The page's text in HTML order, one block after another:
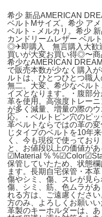
希少 新品AMERICAN
ベルトMサイズ。希少 ア
ベルト - メルカリ。希少
カンドリームレザー ベル
◎✈︎即購入 無言購入大歓
買いが大変お買い得◎〜商
希少なAMERICAN
で販売本数が少なく購入
ルトは、ひとつひとつ職
無二。大変、希少なベル
イズとなります。・腹部
革を使用。高強度トレー
が多く減量、増量の際の
応。・ベルトピン穴のピ
革ベルトならではの革の
じタイプのベルトを10年
く、今も現役で使ってお
と、お値段以上の価値があ
☑︎Material %
保管していたため、状態
ます。長期自宅保管・本
傷やシミ、傷、スレが見
傷、シミ、筋、色ムラが
れる方は、ご遠慮くださ
方のみ、よろしくお願い
革製のキーホルダーは、